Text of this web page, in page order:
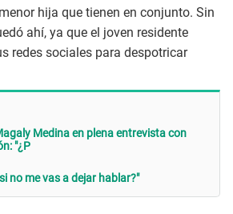
hija que tienen en conjunto. Sin
ahí, ya que el joven residente
redes sociales para despotricar
Medina en plena entrevista con
"¿P
no me vas a dejar hablar?"